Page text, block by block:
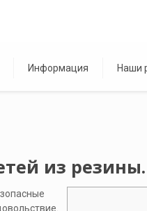
Информация Наши
из резины.